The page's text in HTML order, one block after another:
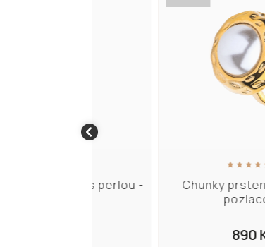
Chunky prsten s perlou -